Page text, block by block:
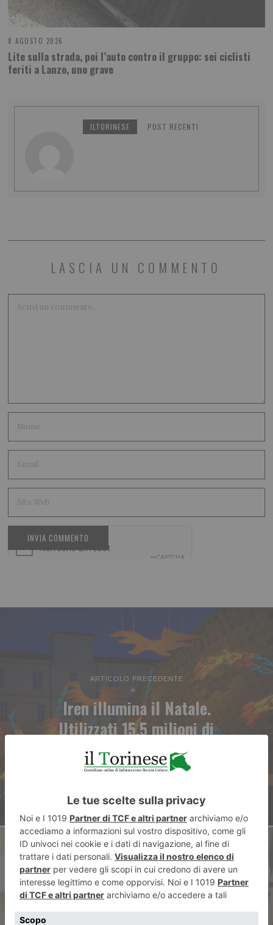
8 AGOSTO 2026
Lite sulla strada, poi l’auto contro il gruppo: sei ciclisti
feriti a Lanzo, uno grave
ILTORINESE POST RECENTI
LASCIA UN COMMENTO
ARTICOLO PRECEDENTE
Iren illumina il Natale.
Utilizzati 15,5 milioni di
sorgenti a Led